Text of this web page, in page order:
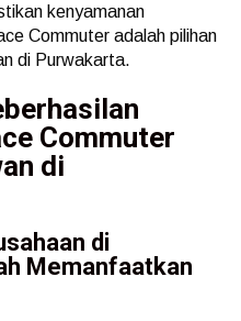
kenyamanan
Commuter adalah pilihan
di Purwakarta.
Commuter
di
di
Memanfaatkan